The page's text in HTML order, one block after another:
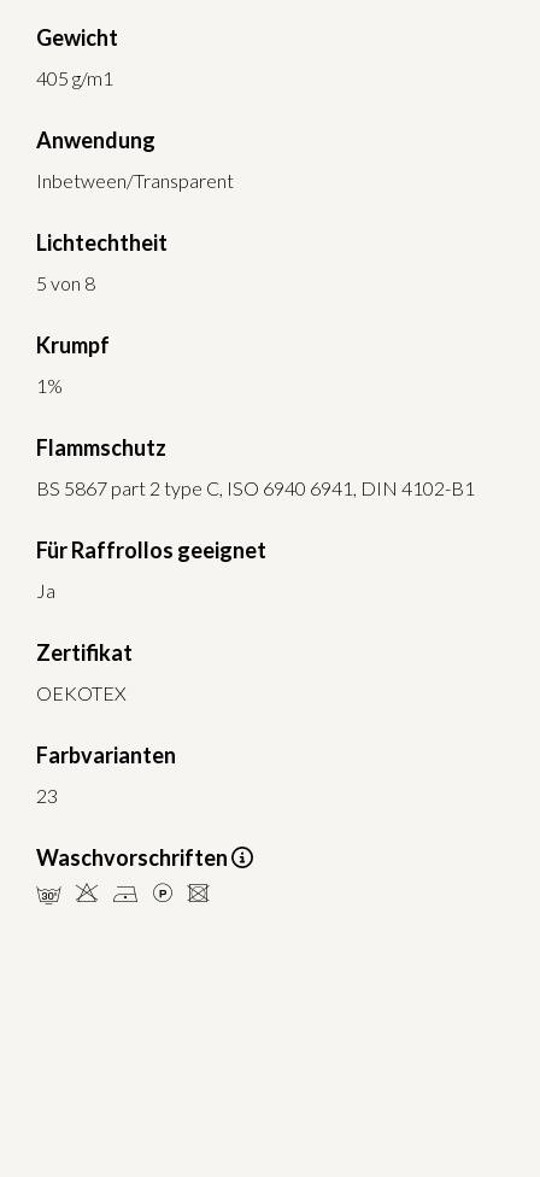
Gewicht
405 g/m1
Anwendung
Inbetween/Transparent
Lichtechtheit
5 von 8
Krumpf
1%
Flammschutz
BS 5867 part 2 type C, ISO 6940 6941, DIN 4102-B1
Für Raffrollos geeignet
Ja
Zertifikat
OEKOTEX
Farbvarianten
23
Waschvorschriften
mHDLU